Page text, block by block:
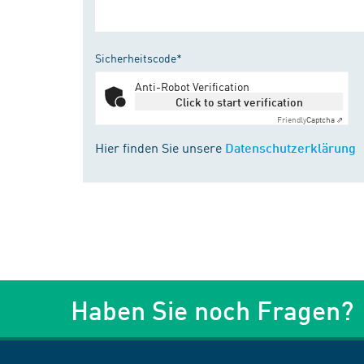
Sicherheitscode*
Anti-Robot Verification
Click to start verification
FriendlyCaptcha ⇗
Hier finden Sie unsere Datenschutzerklärung
Haben Sie noch Fragen?